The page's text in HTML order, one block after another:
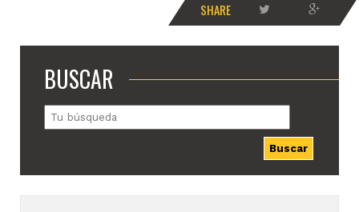
SHARE
BUSCAR
Buscar